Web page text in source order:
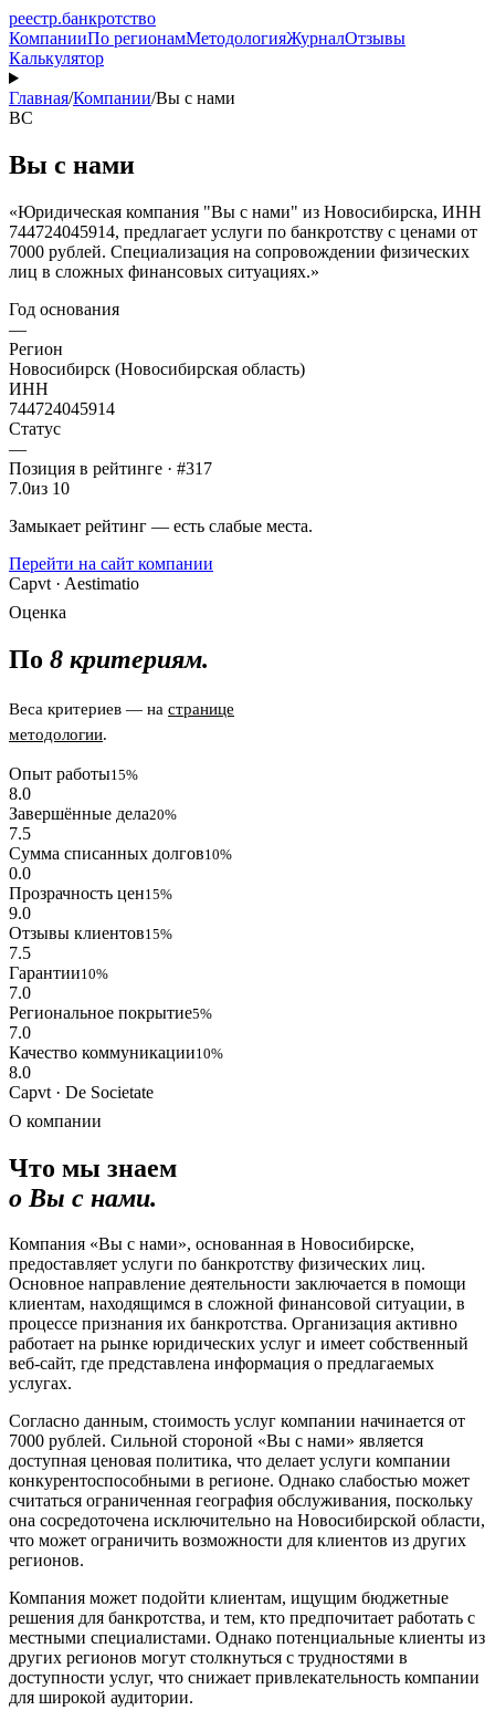
реестр.банкротство
КомпанииПо регионамМетодологияЖурналОтзывы
Калькулятор
Главная/Компании/Вы с нами
ВС
Вы с нами
«Юридическая компания "Вы с нами" из Новосибирска, ИНН
744724045914, предлагает услуги по банкротству с ценами от
7000 рублей. Специализация на сопровождении физических
лиц в сложных финансовых ситуациях.»
Год основания
—
Регион
Новосибирск (Новосибирская область)
ИНН
744724045914
Статус
—
Позиция в рейтинге · #317
7.0из 10
Замыкает рейтинг — есть слабые места.
Перейти на сайт компании
Capvt · Aestimatio
Оценка
По 8 критериям.
Веса критериев — на странице
методологии.
Опыт работы15%
8.0
Завершённые дела20%
7.5
Сумма списанных долгов10%
0.0
Прозрачность цен15%
9.0
Отзывы клиентов15%
7.5
Гарантии10%
7.0
Региональное покрытие5%
7.0
Качество коммуникации10%
8.0
Capvt · De Societate
О компании
Что мы знаем
о Вы с нами.
Компания «Вы с нами», основанная в Новосибирске,
предоставляет услуги по банкротству физических лиц.
Основное направление деятельности заключается в помощи
клиентам, находящимся в сложной финансовой ситуации, в
процессе признания их банкротства. Организация активно
работает на рынке юридических услуг и имеет собственный
веб-сайт, где представлена информация о предлагаемых
услугах.
Согласно данным, стоимость услуг компании начинается от
7000 рублей. Сильной стороной «Вы с нами» является
доступная ценовая политика, что делает услуги компании
конкурентоспособными в регионе. Однако слабостью может
считаться ограниченная география обслуживания, поскольку
она сосредоточена исключительно на Новосибирской области,
что может ограничить возможности для клиентов из других
регионов.
Компания может подойти клиентам, ищущим бюджетные
решения для банкротства, и тем, кто предпочитает работать с
местными специалистами. Однако потенциальные клиенты из
других регионов могут столкнуться с трудностями в
доступности услуг, что снижает привлекательность компании
для широкой аудитории.